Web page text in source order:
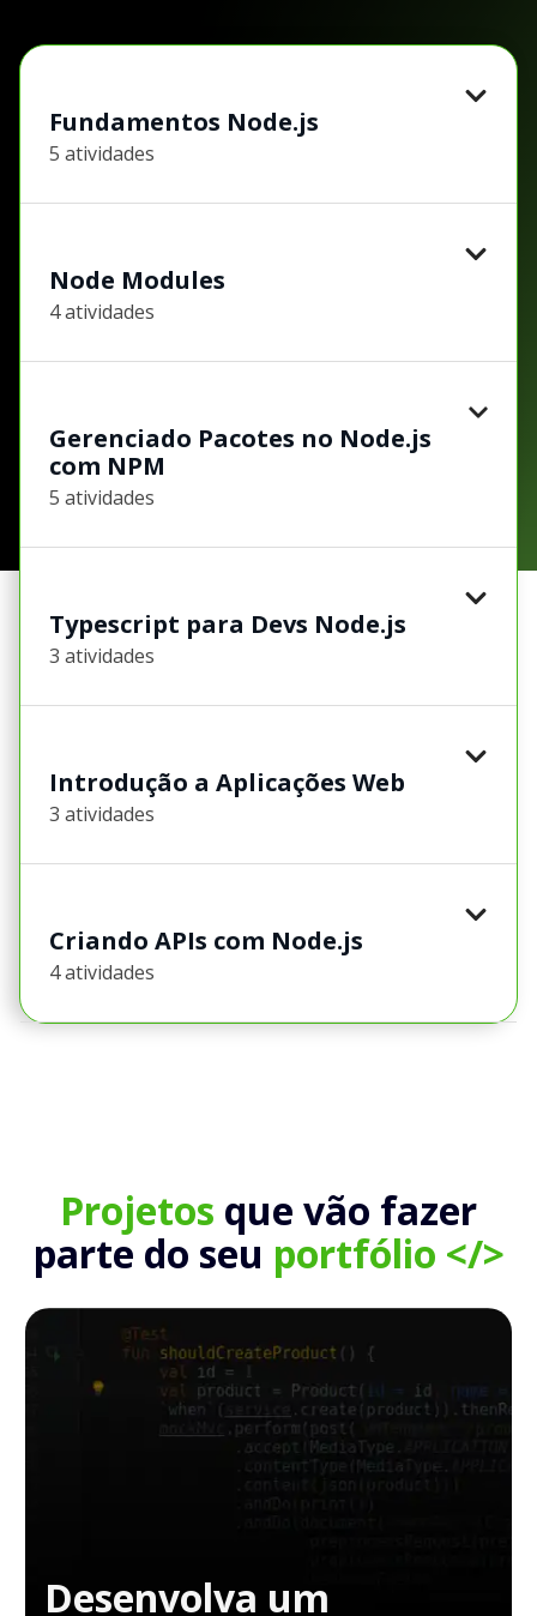
Fundamentos Node.js
5 atividades
Node Modules
4 atividades
Gerenciado Pacotes no Node.js
com NPM
5 atividades
Typescript para Devs Node.js
3 atividades
Introdução a Aplicações Web
3 atividades
Criando APIs com Node.js
4 atividades
Projetos que vão fazer
parte do seu portfólio </>
Desenvolva um